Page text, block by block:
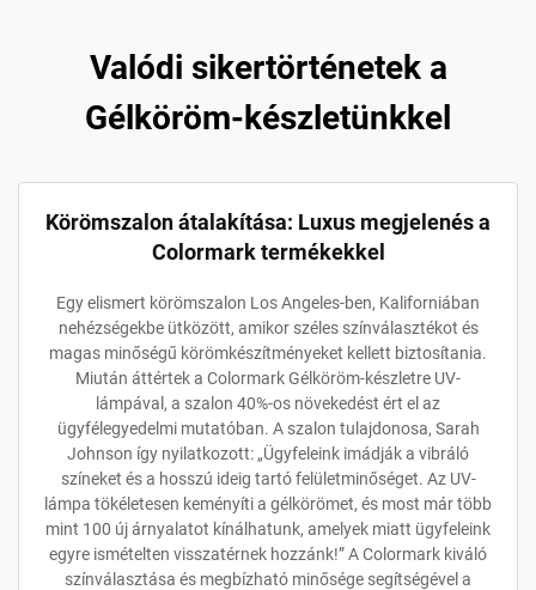
Valódi sikertörténetek a
Gélköröm-készletünkkel
Körömszalon átalakítása: Luxus megjelenés a
Colormark termékekkel
Egy elismert körömszalon Los Angeles-ben, Kaliforniában
nehézségekbe ütközött, amikor széles színválasztékot és
magas minőségű körömkészítményeket kellett biztosítania.
Miután áttértek a Colormark Gélköröm-készletre UV-
lámpával, a szalon 40%-os növekedést ért el az
ügyfélegyedelmi mutatóban. A szalon tulajdonosa, Sarah
Johnson így nyilatkozott: „Ügyfeleink imádják a vibráló
színeket és a hosszú ideig tartó felületminőséget. Az UV-
lámpa tökéletesen keményíti a gélkörömet, és most már több
mint 100 új árnyalatot kínálhatunk, amelyek miatt ügyfeleink
egyre ismételten visszatérnek hozzánk!” A Colormark kiváló
színválasztása és megbízható minősége segítségével a